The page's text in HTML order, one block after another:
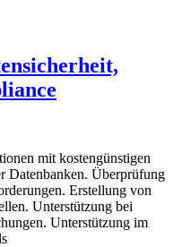
mit kostengünstigen
Datenbanken. Überprüfung
Erstellung von
Unterstützung bei
Unterstützung im